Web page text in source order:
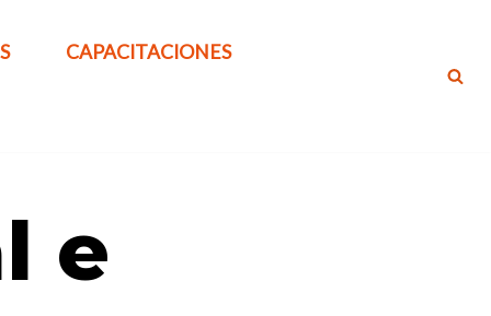
CAPACITACIONES
e